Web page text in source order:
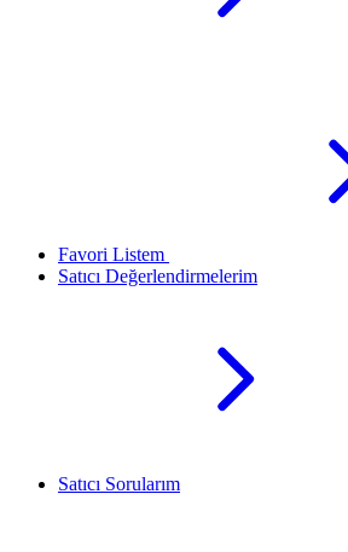
Favori Listem
Satıcı Değerlendirmelerim
Satıcı Sorularım